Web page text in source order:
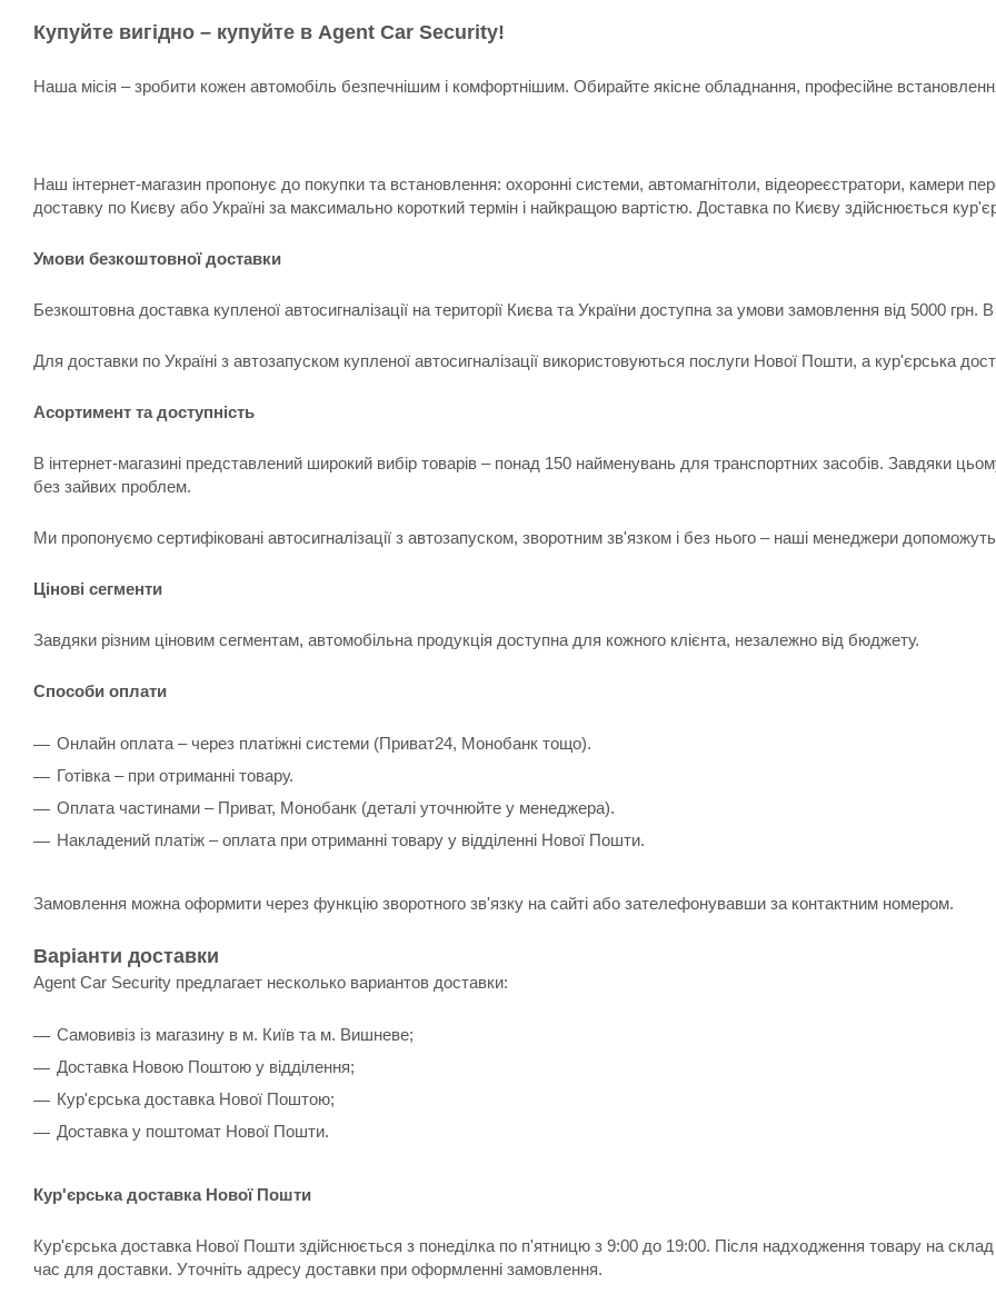
Купуйте вигідно – купуйте в Agent Car Security!
Наша місія – зробити кожен автомобіль безпечнішим і комфортнішим. Обирайте якісне обладнання, професійне
Наш інтернет-магазин пропонує до покупки та встановлення: охоронні системи, автомагнітоли, відеореєстратори, камери
доставку по Києву або Україні за максимально короткий термін і найкращою вартістю. Доставка по Києву здійснюється
Умови безкоштовної доставки
Безкоштовна доставка купленої автосигналізації на території Києва та України доступна за умови замовлення від 5000
Для доставки по Україні з автозапуском купленої автосигналізації використовуються послуги Нової Пошти, а кур'єрська
Асортимент та доступність
В інтернет-магазині представлений широкий вибір товарів – понад 150 найменувань для транспортних засобів. Завдяки
без зайвих проблем.
Ми пропонуємо сертифіковані автосигналізації з автозапуском, зворотним зв'язком і без нього – наші менеджери
Цінові сегменти
Завдяки різним ціновим сегментам, автомобільна продукція доступна для кожного клієнта, незалежно від бюджету.
Способи оплати
Онлайн оплата – через платіжні системи (Приват24, Монобанк тощо).
Готівка – при отриманні товару.
Оплата частинами – Приват, Монобанк (деталі уточнюйте у менеджера).
Накладений платіж – оплата при отриманні товару у відділенні Нової Пошти.
Замовлення можна оформити через функцію зворотного зв'язку на сайті або зателефонувавши за контактним номером.
Варіанти доставки
Agent Car Security предлагает несколько вариантов доставки:
Самовивіз із магазину в м. Київ та м. Вишневе;
Доставка Новою Поштою у відділення;
Кур'єрська доставка Нової Поштою;
Доставка у поштомат Нової Пошти.
Кур'єрська доставка Нової Пошти
Кур'єрська доставка Нової Пошти здійснюється з понеділка по п'ятницю з 9:00 до 19:00. Після надходження товару на
час для доставки. Уточніть адресу доставки при оформленні замовлення.